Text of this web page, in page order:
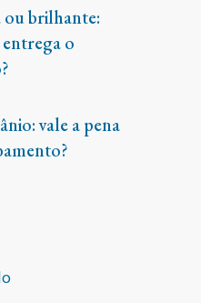
ou brilhante:
o
vale a pena